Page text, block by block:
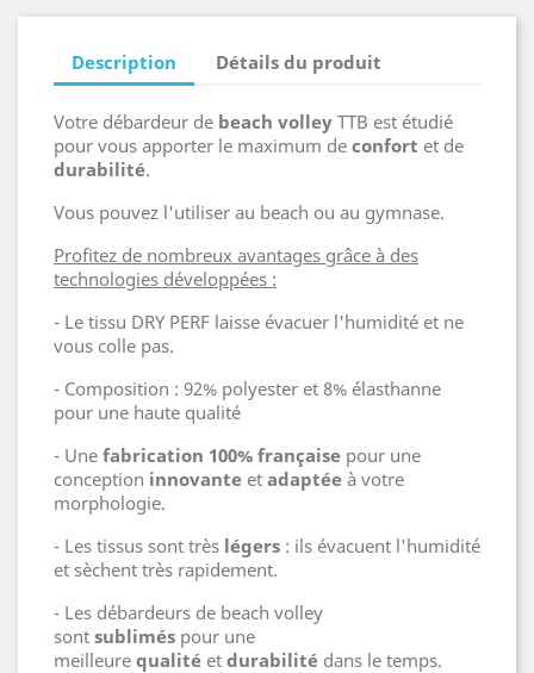
Description Détails du produit
Votre débardeur de beach volley TTB est étudié
pour vous apporter le maximum de confort et de
durabilité.
Vous pouvez l'utiliser au beach ou au gymnase.
Profitez de nombreux avantages grâce à des
technologies développées :
- Le tissu DRY PERF laisse évacuer l'humidité et ne
vous colle pas.
- Composition : 92% polyester et 8% élasthanne
pour une haute qualité
- Une fabrication 100% française pour une
conception innovante et adaptée à votre
morphologie.
- Les tissus sont très légers : ils évacuent l'humidité
et sèchent très rapidement.
- Les débardeurs de beach volley
sont sublimés pour une
meilleure qualité et durabilité dans le temps.